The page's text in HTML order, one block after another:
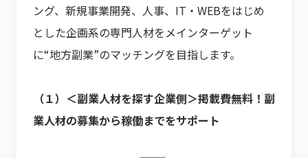
ング、新規事業開発、人事、IT・WEBをはじめ
とした企画系の専門人材をメインターゲット
に“地方副業”のマッチングを目指します。
（１）＜副業人材を探す企業側＞掲載費無料！副
業人材の募集から稼働までをサポート